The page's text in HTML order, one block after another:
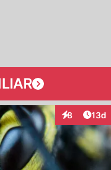
8
Interaktionen
13d